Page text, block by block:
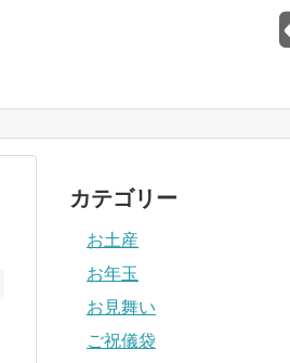
カテゴリー
お土産
お年玉
お見舞い
ご祝儀袋